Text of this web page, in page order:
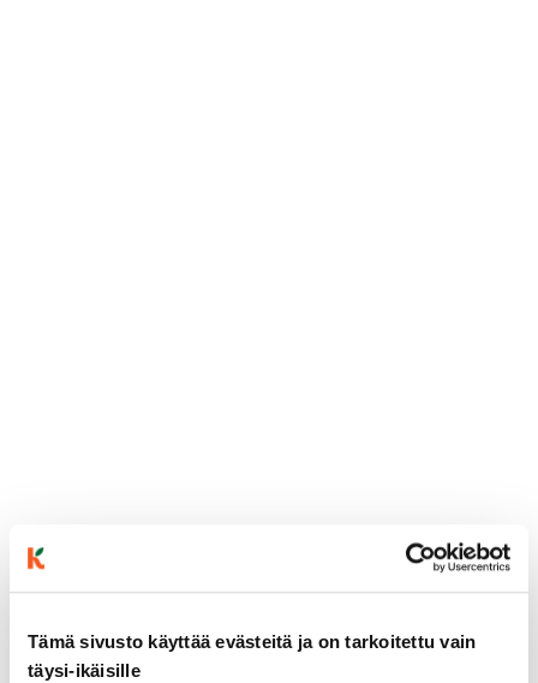
Tämä sivusto käyttää evästeitä ja on tarkoitettu vain
täysi-ikäisille
ainekset